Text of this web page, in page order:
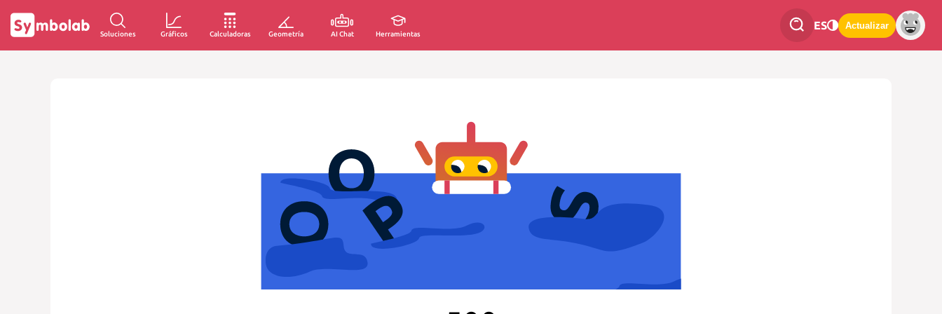
Soluciones Gráficos Calculadoras Geometría AI Chat Herramientas
ES Actualizar